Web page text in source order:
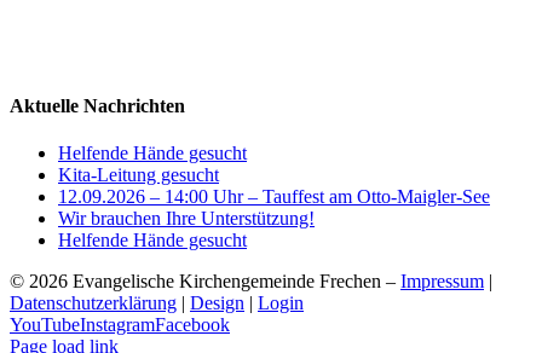
Aktuelle Nachrichten
Helfende Hände gesucht
Kita-Leitung gesucht
12.09.2026 – 14:00 Uhr – Tauffest am Otto-Maigler-See
Wir brauchen Ihre Unterstützung!
Helfende Hände gesucht
© 2026 Evangelische Kirchengemeinde Frechen – Impressum |
Datenschutzerklärung | Design | Login
YouTubeInstagramFacebook
Page load link